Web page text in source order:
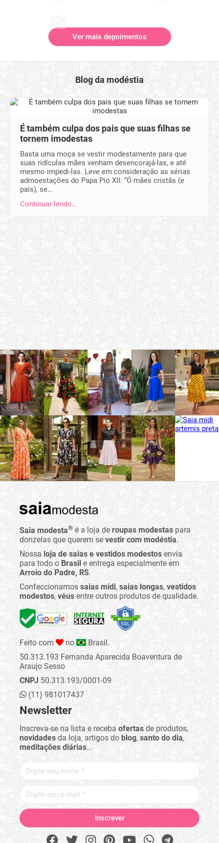
Ver mais depoimentos
Blog da modéstia
É também culpa dos pais que suas filhas se
tornem imodestas
Basta uma moça se vestir modestamente para que
suas ridículas mães venham desencorajá-las, e até
mesmo impedi-las. Leve em consideração as sérias
admoestações do Papa Pio XII: “Ó mães cristãs (e
pais), se…
Continuar lendo…
Saia modesta® é a loja de roupas modestas para
donzelas que querem se vestir com modéstia.
Nossa loja de saias e vestidos modestos envia
para todo o Brasil e entrega especialmente em
Arroio do Padre, RS.
Confeccionamos saias midi, saias longas, vestidos
modestos, véus entre outros produtos de qualidade.
Feito com no
Brasil.
50.313.193 Fernanda Aparecida Boaventura de
Araujo Sesso
CNPJ 50.313.193/0001-09
(11) 981017437
Newsletter
Inscreva-se na lista e receba ofertas de produtos,
novidades da loja, artigos do blog, santo do dia,
meditações diárias...